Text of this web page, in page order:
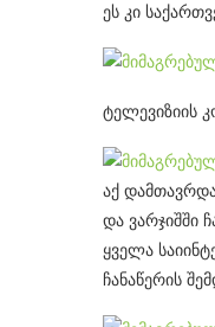
ეს კი
ტელევიზიის
აქ
და ვარჯიშში
ყველა
ჩანაწერის